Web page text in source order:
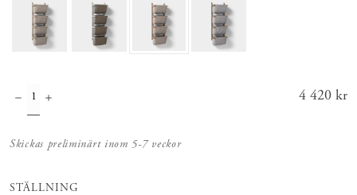
Pris:
4 420 kr
Skickas preliminärt inom 5-7 veckor
STÄLLNING